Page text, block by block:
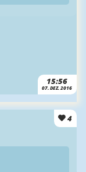
15:56
07. DEZ. 2016
4